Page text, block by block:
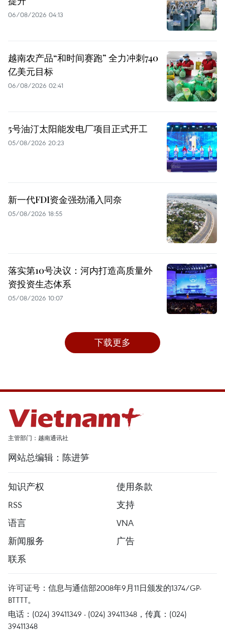
06/08/2026 04:13
越南农产品“和时间赛跑” 全力冲刺740
亿美元目标
06/08/2026 02:41
5号油汀太阳能发电厂项目正式开工
05/08/2026 20:23
新一代FDI资金强劲涌入同奈
05/08/2026 18:55
落实第10号决议：河内打造高质量外
资投资生态体系
05/08/2026 10:07
下载更多
主管部门：越南通讯社
网站总编辑：陈进笋
知识产权
使用条款
RSS
支持
语言
VNA
新闻服务
广告
联系
许可证号：信息与通信部2008年9月11日颁发的1374/GP-
BTTTT。
电话：(024) 39411349 - (024) 39411348，传真：(024)
39411348